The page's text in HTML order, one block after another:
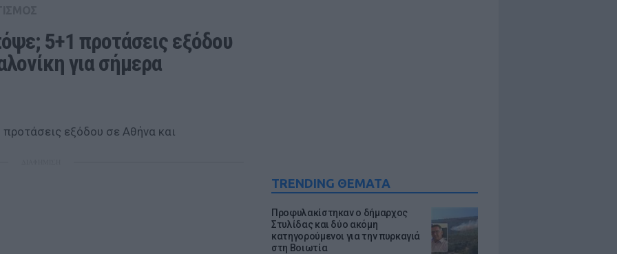
TRENDING ΘΕΜΑΤΑ
Προφυλακίστηκαν ο δήμαρχος
Στυλίδας και δύο ακόμη
κατηγορούμενοι για την πυρκαγιά
στη Βοιωτία
5+1 προτάσεις εξόδου
για σήμερα